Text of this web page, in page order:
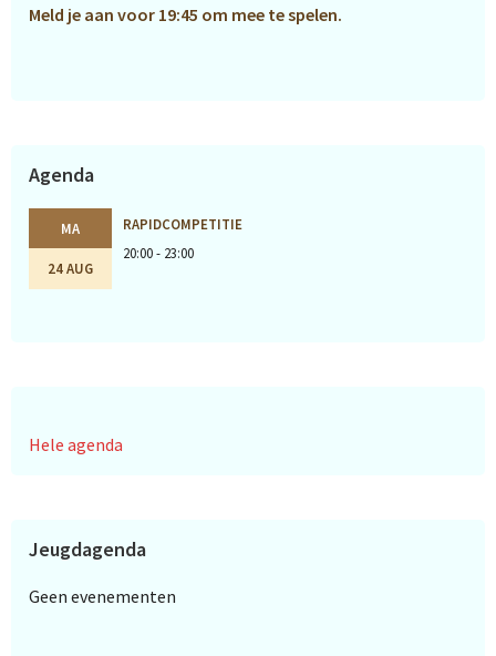
Meld je aan voor 19:45 om mee te spelen.
Agenda
MA
24 AUG
RAPIDCOMPETITIE
20:00 - 23:00
Hele agenda
Jeugdagenda
Geen evenementen